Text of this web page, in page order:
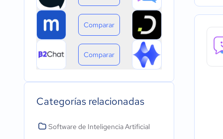
Comparar
Comparar
Categorías relacionadas
Software de Inteligencia Artificial